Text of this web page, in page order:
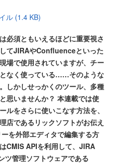
ル (1.4 KB)
必須ともいえるほどに重要視さ
てJIRAやConfluenceといった
場で使用されていますが、チー
なく使っている……そのような
しかしせっかくのツール、多種
思いませんか？ 本連載では使
ルをさらに使いこなす方法を、
店であるリックソフトがお伝え
を外部エディタで編集する方
CMIS APIを利用して、JIRA
ツ管理ソフトウェアである